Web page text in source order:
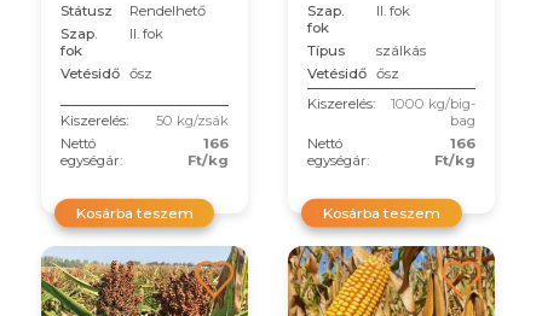
Státusz
Rendelhető
Szap.
fok
II. fok
Vetésidő ősz
Kiszerelés:
50 kg/zsák
Nettó
egységár:
166
Ft/kg
Kosárba teszem
Szap.
fok
II. fok
Típus
szálkás
Vetésidő
ősz
Kiszerelés:
1000 kg/big-
bag
Nettó
egységár:
166
Ft/kg
Kosárba teszem